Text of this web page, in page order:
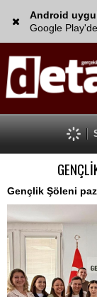
Android
Google
Gençlik Şöleni